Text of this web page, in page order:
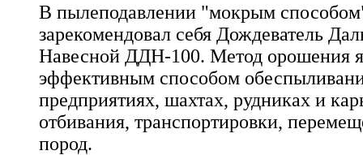
В пылеподавлении "мокрым
зарекомендовал себя Дождеватель
Навесной ДДН-100. Метод орошения
эффективным способом
предприятиях, шахтах, рудниках и
отбивания, транспортировки,
пород.